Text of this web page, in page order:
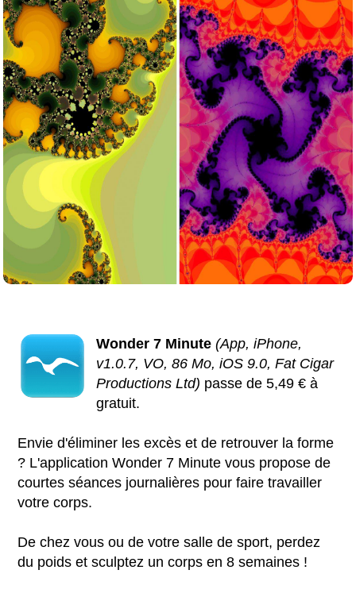
Wonder 7 Minute (App, iPhone,
v1.0.7, VO, 86 Mo, iOS 9.0, Fat Cigar
Productions Ltd) passe de 5,49 € à
gratuit.
Envie d'éliminer les excès et de retrouver la forme
? L'application Wonder 7 Minute vous propose de
courtes séances journalières pour faire travailler
votre corps.
De chez vous ou de votre salle de sport, perdez
du poids et sculptez un corps en 8 semaines !